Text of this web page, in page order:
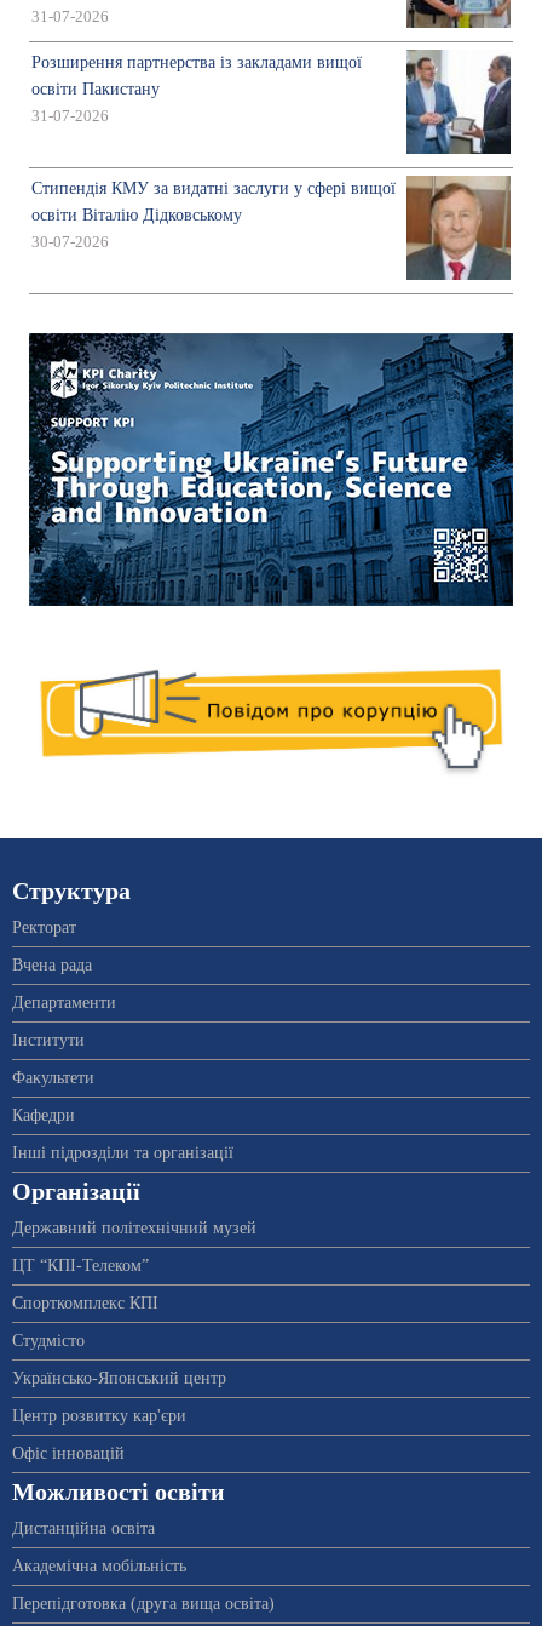
31-07-2026
Розширення партнерства із закладами вищої
освіти Пакистану
31-07-2026
Стипендія КМУ за видатні заслуги у сфері вищої
освіти Віталію Дідковському
30-07-2026
Структура
Ректорат
Вчена рада
Департаменти
Інститути
Факультети
Кафедри
Інші підрозділи та організації
Організації
Державний політехнічний музей
ЦТ “КПІ-Телеком”
Спорткомплекс КПІ
Студмісто
Українсько-Японський центр
Центр розвитку кар'єри
Офіс інновацій
Можливості освіти
Дистанційна освіта
Академічна мобільність
Перепідготовка (друга вища освіта)